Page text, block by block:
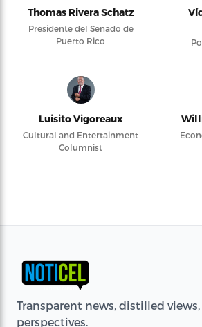
Thomas Rivera Schatz
Presidente del Senado de
Puerto Rico
Luisito Vigoreaux
Cultural and Entertainment
Columnist
Transparent news, distilled
perspectives.